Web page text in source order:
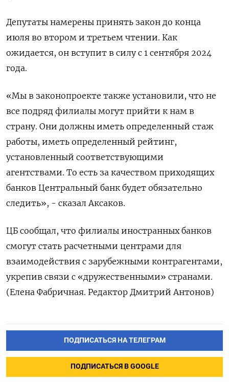
Депутаты намерены принять закон до конца
июля во втором и третьем чтении. Как
ожидается, он вступит в силу с 1 сентября 2024
года.
«Мы в законопроекте также установили, что не
все подряд филиалы могут прийти к нам в
страну. Они должны иметь определенный стаж
работы, иметь определенный рейтинг,
установленный соответствующими
агентствами. То есть за качеством приходящих
банков Центральный банк будет обязательно
следить», - сказал Аксаков.
ЦБ сообщал, что филиалы иностранных банков
смогут стать расчетными центрами для
взаимодействия с зарубежными контрагентами,
укрепив связи с «дружественными» странами.
(Елена Фабричная. Редактор Дмитрий Антонов)
ПОДПИСАТЬСЯ НА ТЕЛЕГРАМ
ПОДПИСАТЬСЯ В GOOGLE